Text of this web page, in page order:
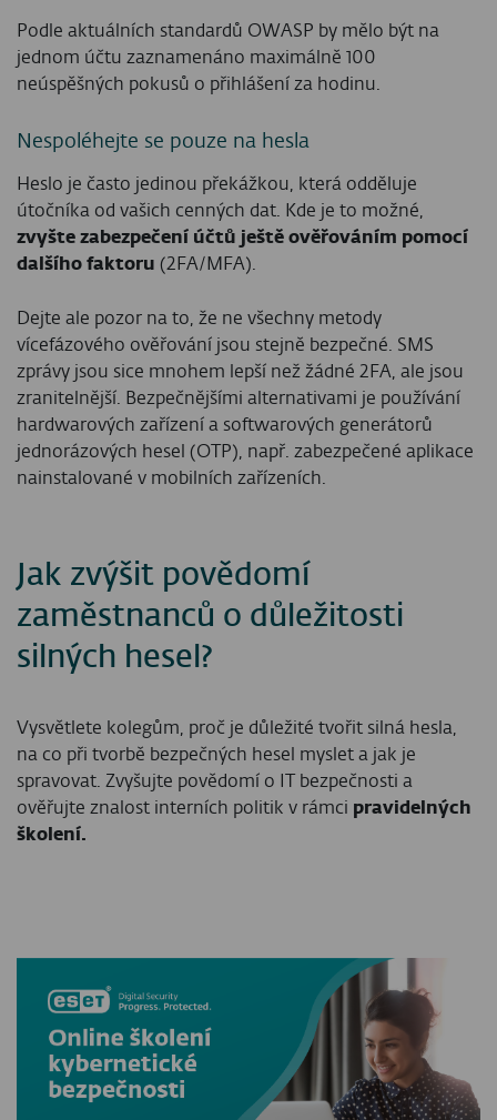
Podle aktuálních standardů OWASP by mělo být na
jednom účtu zaznamenáno maximálně 100
neúspěšných pokusů o přihlášení za hodinu.
Nespoléhejte se pouze na hesla
Heslo je často jedinou překážkou, která odděluje
útočníka od vašich cenných dat. Kde je to možné,
zvyšte zabezpečení účtů ještě ověřováním pomocí
dalšího faktoru (2FA/MFA).
Dejte ale pozor na to, že ne všechny metody
vícefázového ověřování jsou stejně bezpečné. SMS
zprávy jsou sice mnohem lepší než žádné 2FA, ale jsou
zranitelnější. Bezpečnějšími alternativami je používání
hardwarových zařízení a softwarových generátorů
jednorázových hesel (OTP), např. zabezpečené aplikace
nainstalované v mobilních zařízeních.
Jak zvýšit povědomí
zaměstnanců o důležitosti
silných hesel?
Vysvětlete kolegům, proč je důležité tvořit silná hesla,
na co při tvorbě bezpečných hesel myslet a jak je
spravovat. Zvyšujte povědomí o IT bezpečnosti a
ověřujte znalost interních politik v rámci pravidelných
školení.